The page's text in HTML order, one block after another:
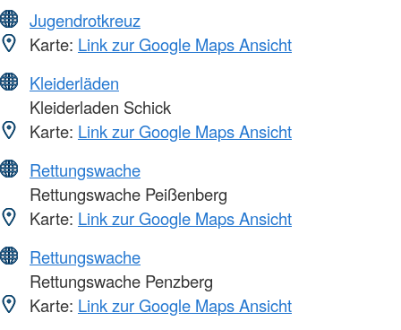
Jugendrotkreuz
Karte: Link zur Google Maps Ansicht
Kleiderläden
Kleiderladen Schick
Karte: Link zur Google Maps Ansicht
Rettungswache
Rettungswache Peißenberg
Karte: Link zur Google Maps Ansicht
Rettungswache
Rettungswache Penzberg
Karte: Link zur Google Maps Ansicht